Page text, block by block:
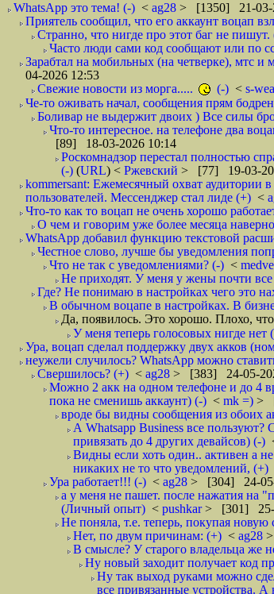
WhatsApp это тема! (-) < ag28 > [1350] 21-03-
Приятель сообщил, что его аккаунт воцап
Странно, что нигде про этот баг не пишут.
Часто люди сами код сообщают или по
Зарабтал на мобильных (на четверке), мтс
04-2026 12:53
Свежие новости из морга.....
(-) < s-
Че-то оживать начал, сообщения прям
Боливар не выдержит двоих ) Все силы
Что-то интересное. на телефоне два
[89] 18-03-2026 10:14
Роскомнадзор перестал полностью
(-) (URL) < Ржевский > [77] 19-03-
kommersant: Ежемесячный охват аудитории
пользователей. Мессенджер стал лиде (+) <
Что-то как то воцап не очень хорошо
О чем и говорим уже более месяца
WhatsApp добавил функцию текстовой
Честное слово, лучше бы уведомления
Что не так с уведомлениями? (-) <
Не приходят. У меня у жены почти все
Где? Не понимаю в настройках чего это
В обычном воцапе в настройках. В
Да, появилось. Это хорошо. Плохо,
У меня теперь голосовых нигде нет
Ура, воцап сделал поддержку двух акков
неужели случилось? WhatsApp можно
Свершилось? (+) < ag28 > [383] 24-05-
Можно 2 акк на одном телефоне и до 4
пока не сменишь аккаунт) (-) < mk =) >
вроде бы видны сообщения из обоих
А Whatsapp Business все
привязать до 4 других девайсов) (-)
Видны если хоть один.. активен а
никаких не то что уведомлений, (+)
Ура работает!!! (-) < ag28 > [304] 24-05-
а у меня не пашет. после нажатия на
(Личный опыт) < pushkar> [301] 25-
Не поняла, т.е. теперь, покупая
Нет, по двум причинам: (+) < ag28
В смысле? У старого владельца же
Ну новый заходит получает код
Ну так выход руками можно
все привязанные устройства. А